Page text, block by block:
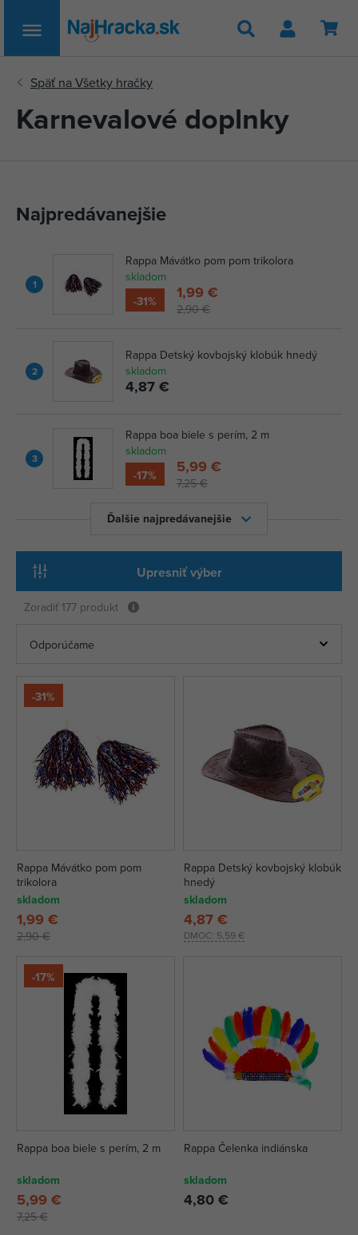
Hľadať
Karnevalové doplnky
Najpredávanejšie
1
Rappa Mávátko pom pom trikolora
skladom
-31%
2,90 €
1,99 €
2
Rappa Detský kovbojský klobúk hnedý
skladom
4,87 €
3
Rappa boa biele s perím, 2 m
skladom
-17%
7,25 €
5,99 €
Ďalšie najpredávanejšie
Upresniť výber
Zoradiť 177 produkt
-31%
Rappa Mávátko pom pom
trikolora
skladom
2,90 €
1,99 €
Rappa Detský kovbojský klobúk
hnedý
skladom
DMOC: 5,59 €
4,87 €
-17%
Rappa boa biele s perím, 2 m
skladom
7,25 €
5,99 €
Rappa Čelenka indiánska
skladom
4,80 €